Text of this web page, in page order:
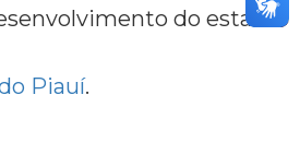
do estado.
Piauí.